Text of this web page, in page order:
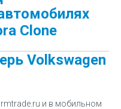
Clone
Volkswagen
и в мобильном